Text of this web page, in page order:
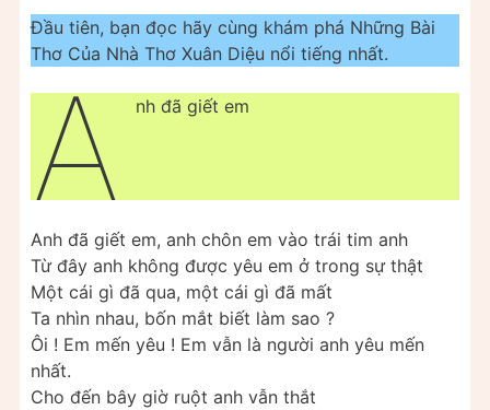
Đầu tiên, bạn đọc hãy cùng khám phá Những Bài
Thơ Của Nhà Thơ Xuân Diệu nổi tiếng nhất.
A nh đã giết em
Anh đã giết em, anh chôn em vào trái tim anh
Từ đây anh không được yêu em ở trong sự thật
Một cái gì đã qua, một cái gì đã mất
Ta nhìn nhau, bốn mắt biết làm sao ?
Ôi ! Em mến yêu ! Em vẫn là người anh yêu mến
nhất.
Cho đến bây giờ ruột anh vẫn thắt